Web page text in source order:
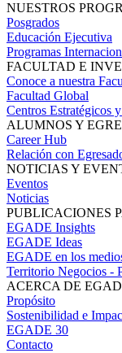
NUESTROS
Posgrados
Educación Ejecutiva
Programas
FACULTAD E
Conoce a nuestra
Facultad Global
Centros Estratégicos
ALUMNOS Y
Career Hub
Relación con
NOTICIAS Y
Eventos
Noticias
PUBLICACIONES
EGADE Insights
EGADE Ideas
EGADE en los
Territorio Negocios -
ACERCA DE
Propósito
Sostenibilidad e
EGADE 30
Contacto